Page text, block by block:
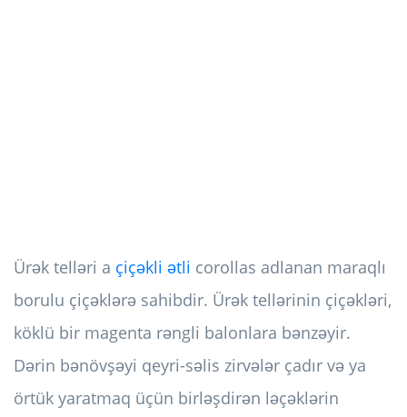
Ürək telləri a çiçəkli ətli corollas adlanan maraqlı
borulu çiçəklərə sahibdir. Ürək tellərinin çiçəkləri,
köklü bir magenta rəngli balonlara bənzəyir.
Dərin bənövşəyi qeyri-səlis zirvələr çadır və ya
örtük yaratmaq üçün birləşdirən ləçəklərin